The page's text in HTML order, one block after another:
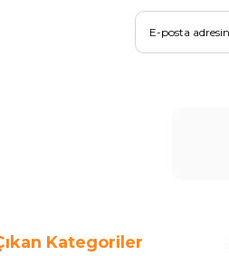
Kategoriler